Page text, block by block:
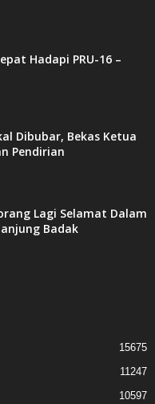
Hadapi PRU-16 –
Dibubar, Bekas Ketua
Pendirian
Lagi Selamat Dalam
Badak
15675
11247
10597